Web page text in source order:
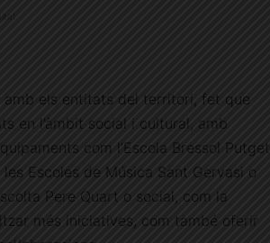
els entitats del territori, fet que
en l’àmbit social i cultural, amb
com l’Escola Bressol Putget
Escoles de Música Sant Gervasi o
Pere Quart o social, com la
més iniciatives, com també oferir